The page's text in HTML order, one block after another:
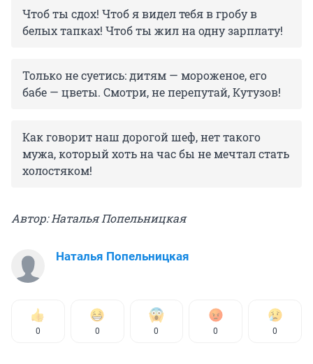
Чтоб ты сдох! Чтоб я видел тебя в гробу в
белых тапках! Чтоб ты жил на одну зарплату!
Только не суетись: дитям — мороженое, его
бабе — цветы. Смотри, не перепутай, Кутузов!
Как говорит наш дорогой шеф, нет такого
мужа, который хоть на час бы не мечтал стать
холостяком!
Автор: Наталья Попельницкая
Наталья Попельницкая
0 0 0 0 0